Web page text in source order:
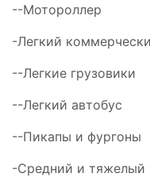
--Мотороллер
-Легкий
--Легкие грузовики
--Легкий автобус
--Пикапы и фургоны
-Средний и тяжелый